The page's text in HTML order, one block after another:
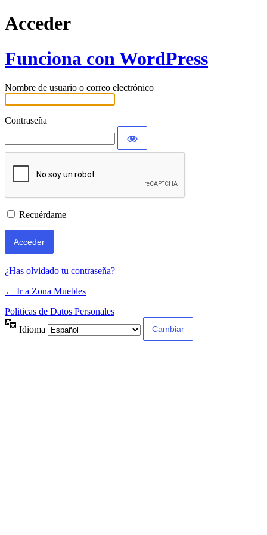
Acceder
Funciona con WordPress
Nombre de usuario o correo electrónico
Contraseña
Recuérdame
¿Has olvidado tu contraseña?
← Ir a Zona Muebles
Politicas de Datos Personales
Idioma